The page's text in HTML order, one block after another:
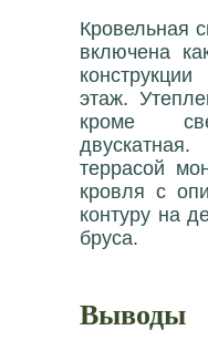
Кровельная
включена
этаж.
кроме
террасой
кровля с
контуру на
бруса.
Выводы